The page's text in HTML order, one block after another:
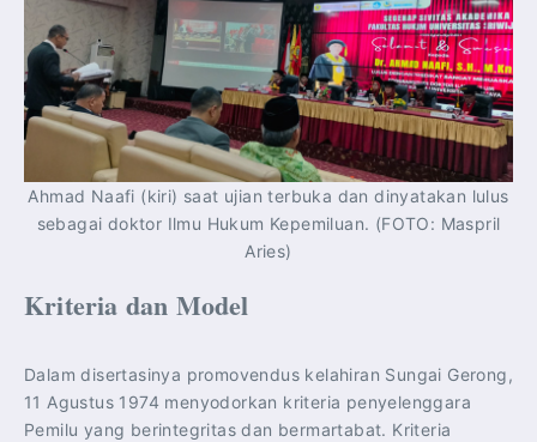
Ahmad Naafi (kiri) saat ujian terbuka dan dinyatakan lulus
sebagai doktor Ilmu Hukum Kepemiluan. (FOTO: Maspril
Aries)
Kriteria dan Model
Dalam disertasinya promovendus kelahiran Sungai Gerong,
11 Agustus 1974 menyodorkan kriteria penyelenggara
Pemilu yang berintegritas dan bermartabat. Kriteria